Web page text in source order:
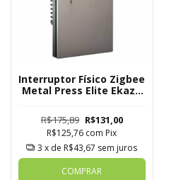
Interruptor Físico Zigbee
Metal Press Elite Ekaza
R$175,89 R$131,00
R$125,76 com Pix
3 x de R$43,67 sem juros
COMPRAR